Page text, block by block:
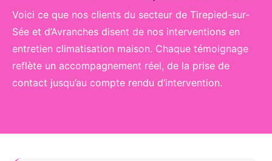
Voici ce que nos clients du secteur de Tirepied-sur-
Sée et d’Avranches disent de nos interventions en
entretien climatisation maison. Chaque témoignage
reflète un accompagnement réel, de la prise de
contact jusqu’au compte rendu d’intervention.